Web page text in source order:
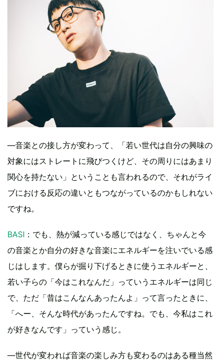
―音楽との接し方が変わって、「若い世代は自分の興味の
対象にはストレートに飛びつくけど、その周りにはあまり
関心を持たない」ということも言われるので、それがライ
ブにおける反応の違いともつながっているのかもしれない
ですね。
BASI ：でも、熱が減っている感じではなく、ちゃんと今
の音楽とか自分の好きな音楽にエネルギーを注いでいる感
じはします。僕らが掘り下げるときに使うエネルギーと、
若い子らの「今はこれなんだ」っていうエネルギーは同じ
で、ただ「昔はこんなんあったんよ」って言ったときに、
「へー、そんな時代があったんですね。でも、今私はこれ
が好きなんです」っていう感じ。
―世代が変われば音楽の楽しみ方も変わるのはある種当然